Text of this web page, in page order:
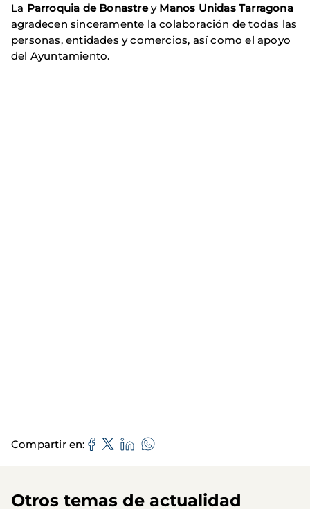
La Parroquia de Bonastrey Manos Unidas Tarragona
agradecen sinceramente la colaboración de todas las
personas, entidades y comercios, así como el apoyo
del Ayuntamiento.
Compartir en
Otros temas de actualidad